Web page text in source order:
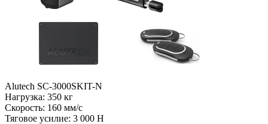
Alutech SC-3000SKIT-N
Нагрузка: 350 кг
Скорость: 160 мм/с
Тяговое усилие: 3 000 Н